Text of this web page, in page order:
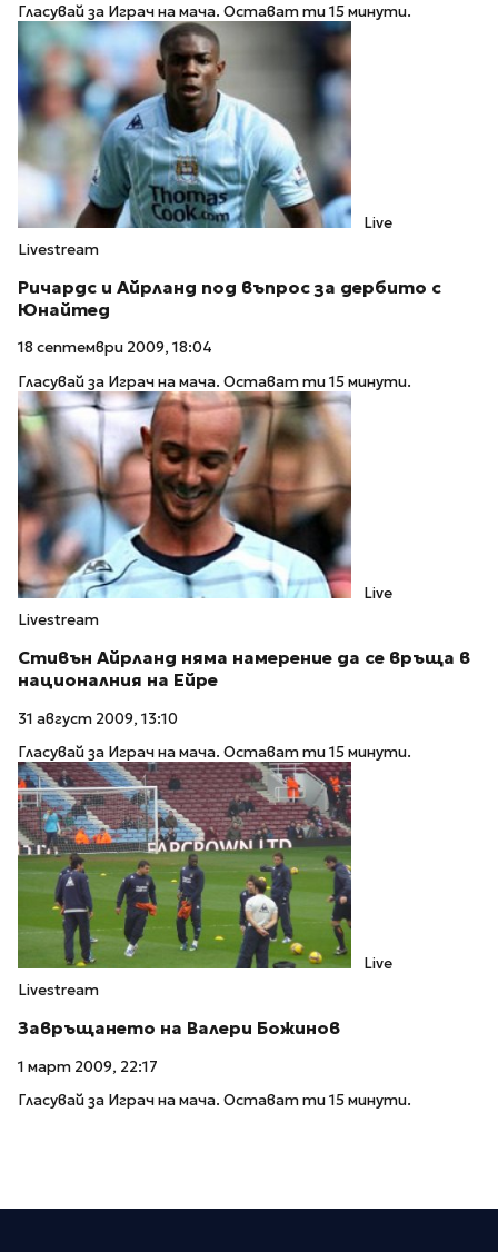
Гласувай за Играч на мача. Остават ти 15 минути.
Live
Livestream
Ричардс и Айрланд под въпрос за дербито с
Юнайтед
18 септември 2009, 18:04
Гласувай за Играч на мача. Остават ти 15 минути.
Live
Livestream
Стивън Айрланд няма намерение да се връща в
националния на Ейре
31 август 2009, 13:10
Гласувай за Играч на мача. Остават ти 15 минути.
Live
Livestream
Завръщането на Валери Божинов
1 март 2009, 22:17
Гласувай за Играч на мача. Остават ти 15 минути.